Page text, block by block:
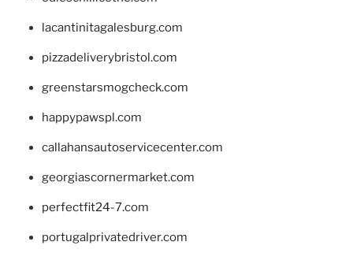
lacantinitagalesburg.com
pizzadeliverybristol.com
greenstarsmogcheck.com
happypawspl.com
callahansautoservicecenter.com
georgiascornermarket.com
perfectfit24-7.com
portugalprivatedriver.com